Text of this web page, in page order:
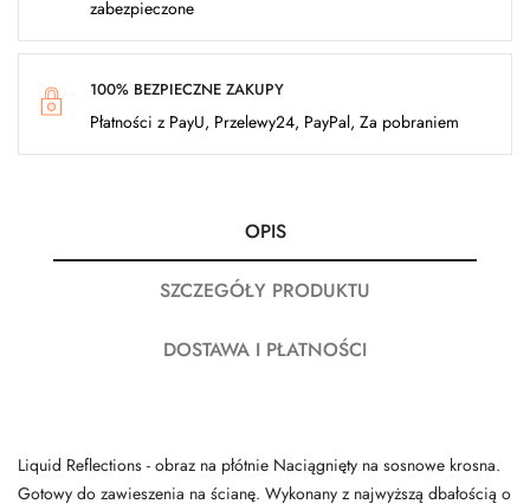
zabezpieczone
100% BEZPIECZNE ZAKUPY
Płatności z PayU, Przelewy24, PayPal, Za pobraniem
OPIS
SZCZEGÓŁY PRODUKTU
DOSTAWA I PŁATNOŚCI
Liquid Reflections - obraz na płótnie Naciągnięty na sosnowe krosna.
Gotowy do zawieszenia na ścianę. Wykonany z najwyższą dbałością o